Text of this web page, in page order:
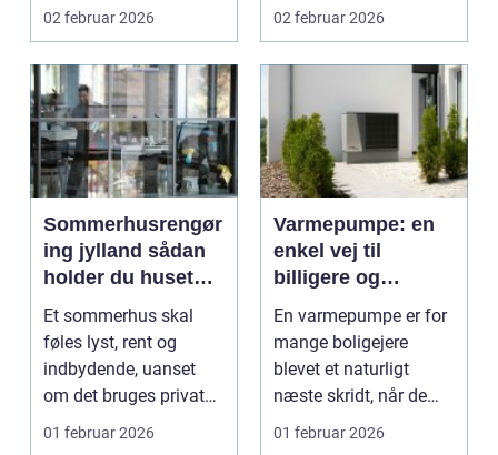
gang. En af de
02 februar 2026
telte, borde, sto...
02 februar 2026
Sommerhusrengør
ing jylland sådan
holder du huset
klar til gæster året
rundt
Et sommerhus skal
føles lyst, rent og
indbydende, uanset
om det bruges privat
eller lejes ud. Når ma...
01 februar 2026
Varmepumpe: en
enkel vej til
billigere og
grønnere varme
En varmepumpe er for
mange boligejere
blevet et naturligt
næste skridt, når de
øn...
01 februar 2026